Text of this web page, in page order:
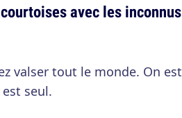
avec les inconnus
valser tout le monde. On est
seul.